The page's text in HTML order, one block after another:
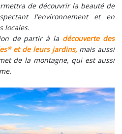
de découvrir la beauté de
l'environnement et en
locales.
de partir à la découverte des
et de leurs jardins,mais aussi
de la montagne, qui est aussi